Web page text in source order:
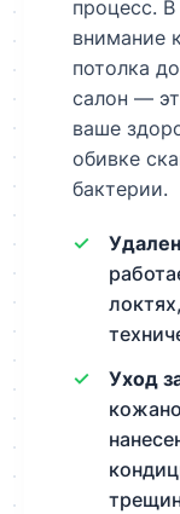
процесс. В
внимание
потолка
салон —
ваше
обивке
бактерии.
Уход